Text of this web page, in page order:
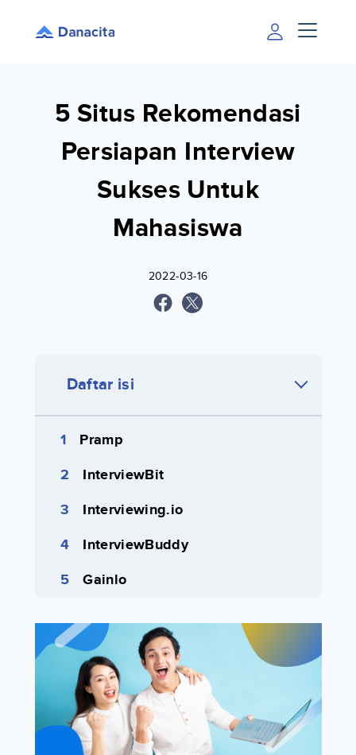
5 Situs Rekomendasi
Persiapan Interview
Sukses Untuk
Mahasiswa
2022-03-16
Daftar isi
Pramp
InterviewBit
Interviewing.io
InterviewBuddy
Gainlo